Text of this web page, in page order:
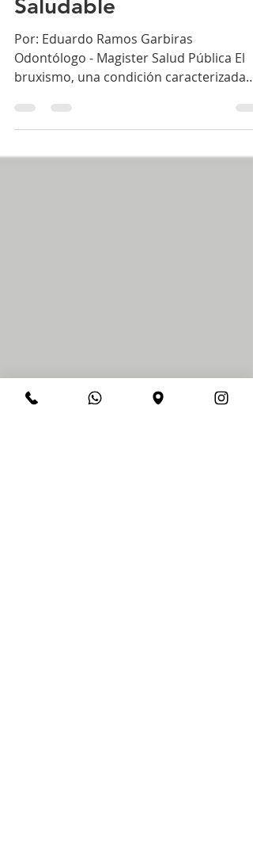
una Sonrisa
Saludable
Por: Eduardo Ramos Garbiras
bruxismo, una condición caracterizada
por el rechinar involuntario de...